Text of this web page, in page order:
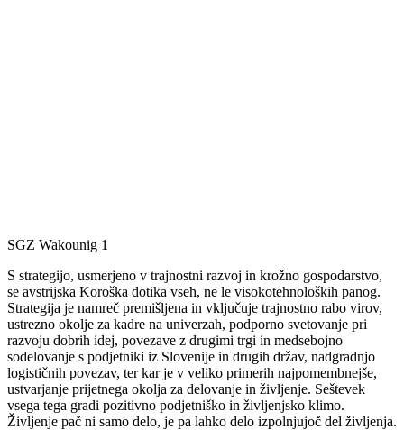
SGZ Wakounig 1
S strategijo, usmerjeno v trajnostni razvoj in krožno gospodarstvo,
se avstrijska Koroška dotika vseh, ne le visokotehnoloških panog.
Strategija je namreč premišljena in vključuje trajnostno rabo virov,
ustrezno okolje za kadre na univerzah, podporno svetovanje pri
razvoju dobrih idej, povezave z drugimi trgi in medsebojno
sodelovanje s podjetniki iz Slovenije in drugih držav, nadgradnjo
logističnih povezav, ter kar je v veliko primerih najpomembnejše,
ustvarjanje prijetnega okolja za delovanje in življenje. Seštevek
vsega tega gradi pozitivno podjetniško in življenjsko klimo.
Življenje pač ni samo delo, je pa lahko delo izpolnjujoč del življenja.